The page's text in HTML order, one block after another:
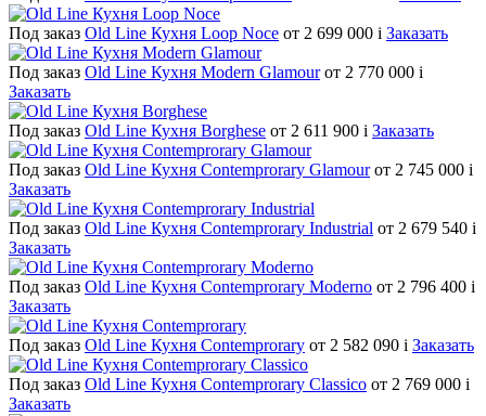
Под заказ Old Line Кухня Loop Noce от 2 699 000 i Заказать
Под заказ Old Line Кухня Modern Glamour от 2 770 000 i
Заказать
Под заказ Old Line Кухня Borghese от 2 611 900 i Заказать
Под заказ Old Line Кухня Contemprorary Glamour от 2 745 000 i
Заказать
Под заказ Old Line Кухня Contemprorary Industrial от 2 679 540 i
Заказать
Под заказ Old Line Кухня Contemprorary Moderno от 2 796 400 i
Заказать
Под заказ Old Line Кухня Contemprorary от 2 582 090 i Заказать
Под заказ Old Line Кухня Contemprorary Classico от 2 769 000 i
Заказать